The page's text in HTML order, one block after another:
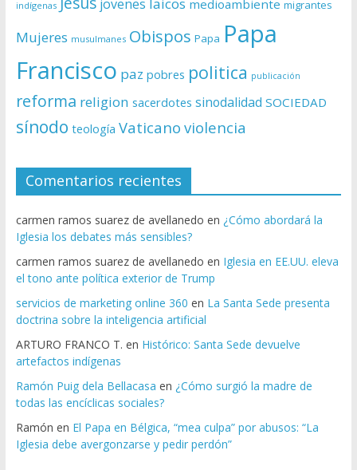
indígenas jovenes laicos medioambiente migrantes
Mujeres musulmanes Obispos Papa Papa
Francisco paz pobres politica publicación
reforma religion sacerdotes sinodalidad SOCIEDAD
sínodo teología Vaticano violencia
Comentarios recientes
carmen ramos suarez de avellanedo en ¿Cómo abordará la
Iglesia los debates más sensibles?
carmen ramos suarez de avellanedo en Iglesia en EE.UU. eleva
el tono ante política exterior de Trump
servicios de marketing online 360 en La Santa Sede presenta
doctrina sobre la inteligencia artificial
ARTURO FRANCO T. en Histórico: Santa Sede devuelve
artefactos indígenas
Ramón Puig dela Bellacasa en ¿Cómo surgió la madre de
todas las encíclicas sociales?
Ramón en El Papa en Bélgica, “mea culpa” por abusos: “La
Iglesia debe avergonzarse y pedir perdón”